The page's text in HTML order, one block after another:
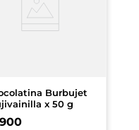
Burbujet
x 50 g